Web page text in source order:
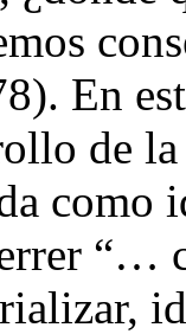
En
de
como
“…